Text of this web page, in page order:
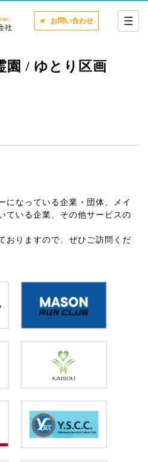
お問い合わせ
園 / ゆとり区画
になっている企業・団体、メイ
ている企業、その他サービスの
おりますので、ぜひご訪問くだ